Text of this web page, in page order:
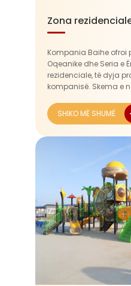
Zona
Kompania Baihe ofroi
Oqeanike dhe Seria e
rezidenciale, të dyja
kompanisë. Skema e
portokallta. Ajo rikrijon
SHIKO MË SHUMË